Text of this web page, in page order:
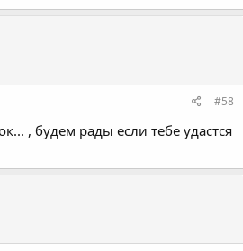
#58
, будем рады если тебе удастся